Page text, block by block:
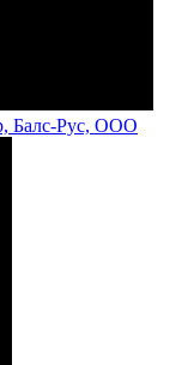
Балс-Рус, ООО